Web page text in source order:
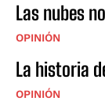
Las nubes
OPINIÓN
La historia
OPINIÓN